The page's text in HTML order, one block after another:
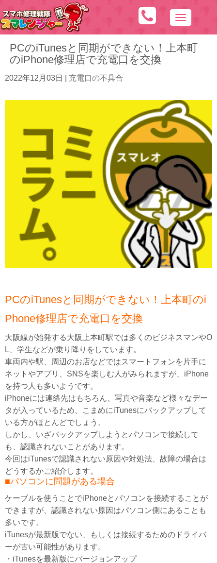
N
a
v
t
i
o
PCのiTunesと同期ができない！上本町
のiPhone修理店で充電口を交換
2022年12月03日 充電口の不具合
PCのiTunesと同期ができない！上本町のi
Phone修理店で充電口を交換
大阪線が始発する大阪上本町駅では多くのビジネスマンやO
L、学生などが乗り降りをしています。
車両内や駅、周辺のお店などではスマートフォンを片手に
ネットやアプリ、SNSを楽しむ人がみられますが、iPhone
を持つ人も多いようです。
iPhoneには連絡先はもちろん、写真や音楽など様々なデー
タが入っているため、こまめにiTunesにバックアップして
いる方がほとんどでしょう。
しかし、いざバックアップしようとパソコンで接続して
も、認識されないことがあります。
今回はiTunesで認識されない原因や対処法、故障の場合は
どうするかご紹介します。
■パソコンに問題がある場合
ケーブルを使うことでiPhoneとパソコンを接続することが
できますが、認識されない原因はパソコン側にあることも
多いです。
iTunesが最新版でない、もしくは接続するためのドライバ
ーが古い可能性があります。
・iTunesを最新版にバージョンアップ